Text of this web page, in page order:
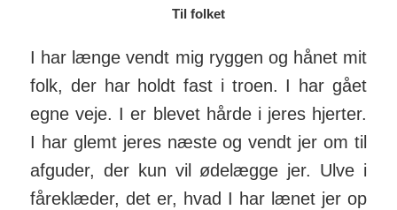
Til folket
I har længe vendt mig ryggen og hånet mit
folk, der har holdt fast i troen. I har gået
egne veje. I er blevet hårde i jeres hjerter.
I har glemt jeres næste og vendt jer om til
afguder, der kun vil ødelægge jer. Ulve i
fåre­klæder, det er, hvad I har lænet jer op